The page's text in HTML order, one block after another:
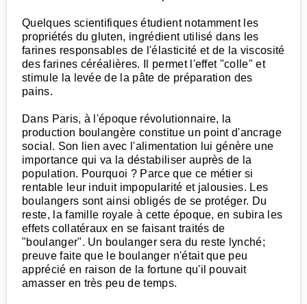
Quelques scientifiques étudient notamment les
propriétés du gluten, ingrédient utilisé dans les
farines responsables de l'élasticité et de la viscosité
des farines céréalières. Il permet l'effet "colle" et
stimule la levée de la pâte de préparation des
pains.
Dans Paris, à l'époque révolutionnaire, la
production boulangère constitue un point d'ancrage
social. Son lien avec l'alimentation lui génère une
importance qui va la déstabiliser auprès de la
population. Pourquoi ? Parce que ce métier si
rentable leur induit impopularité et jalousies. Les
boulangers sont ainsi obligés de se protéger. Du
reste, la famille royale à cette époque, en subira les
effets collatéraux en se faisant traités de
"boulanger". Un boulanger sera du reste lynché;
preuve faite que le boulanger n'était que peu
apprécié en raison de la fortune qu'il pouvait
amasser en très peu de temps.